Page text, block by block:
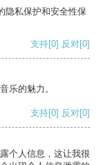
隐私保护和安全性保
支持[0] 反对[0]
乐的魅力。
支持[0] 反对[0]
个人信息，这让我很